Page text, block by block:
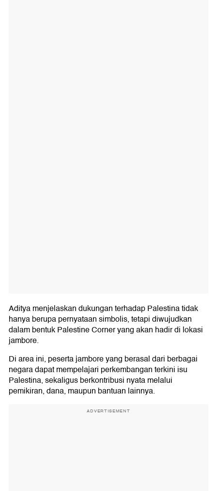
Aditya menjelaskan dukungan terhadap Palestina tidak
hanya berupa pernyataan simbolis, tetapi diwujudkan
dalam bentuk Palestine Corner yang akan hadir di lokasi
jambore.
Di area ini, peserta jambore yang berasal dari berbagai
negara dapat mempelajari perkembangan terkini isu
Palestina, sekaligus berkontribusi nyata melalui
pemikiran, dana, maupun bantuan lainnya.
ADVERTISEMENT